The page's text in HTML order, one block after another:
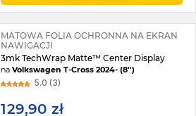
MATOWA FOLIA OCHRONNA NA EKRAN
NAWIGACJI
3mk TechWrap Matte™ Center Display
naVolkswagen T-Cross 2024- (8'')
5.0 (3)
129,90 zł